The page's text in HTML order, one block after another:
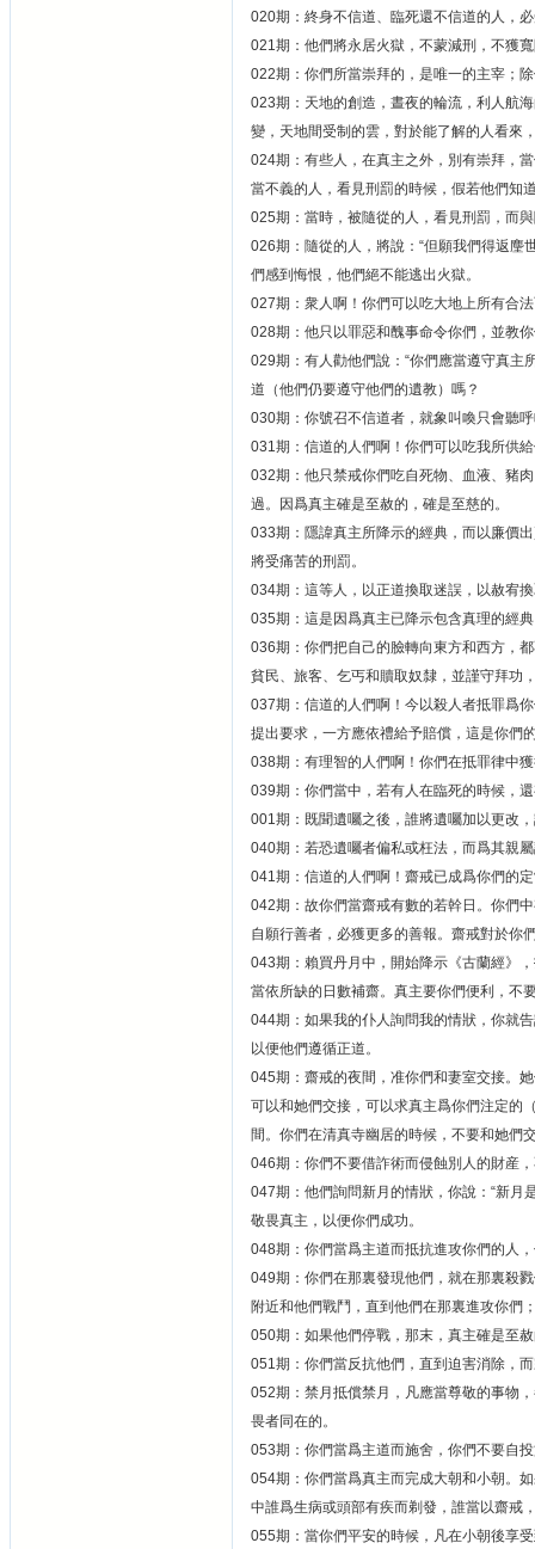
020期：終身不信道、臨死還不信道的人，
021期：他們將永居火獄，不蒙減刑，不獲
022期：你們所當崇拜的，是唯一的主宰；
023期：天地的創造，晝夜的輪流，利人航
變，天地間受制的雲，對於能了解的人看來
024期：有些人，在真主之外，別有崇拜，
當不義的人，看見刑罰的時候，假若他們
025期：當時，被隨從的人，看見刑罰，而
026期：隨從的人，將說：“但願我們得返麈
們感到悔恨，他們絕不能逃出火獄。
027期：衆人啊！你們可以吃大地上所有合
028期：他只以罪惡和醜事命令你們，並教
029期：有人勸他們說：“你們應當遵守真主
道（他們仍要遵守他們的遺教）嗎？
030期：你號召不信道者，就象叫喚只會聽
031期：信道的人們啊！你們可以吃我所供
032期：他只禁戒你們吃自死物、血液、豬
過。因爲真主確是至赦的，確是至慈的。
033期：隱諱真主所降示的經典，而以廉價
將受痛苦的刑罰。
034期：這等人，以正道換取迷誤，以赦宥
035期：這是因爲真主已降示包含真理的經
036期：你們把自己的臉轉向東方和西方，
貧民、旅客、乞丐和贖取奴隸，並謹守拜功
037期：信道的人們啊！今以殺人者抵罪爲
提出要求，一方應依禮給予賠償，這是你們
038期：有理智的人們啊！你們在抵罪律中
039期：你們當中，若有人在臨死的時候，
001期：既聞遺囑之後，誰將遺囑加以更改
040期：若恐遺囑者偏私或枉法，而爲其親
041期：信道的人們啊！齋戒已成爲你們的
042期：故你們當齋戒有數的若幹日。你們
自願行善者，必獲更多的善報。齋戒對於你
043期：賴買丹月中，開始降示《古蘭經》
當依所缺的日數補齋。真主要你們便利，不
044期：如果我的仆人詢問我的情狀，你就
以便他們遵循正道。
045期：齋戒的夜間，准你們和妻室交接。
可以和她們交接，可以求真主爲你們注定的
間。你們在清真寺幽居的時候，不要和她們
046期：你們不要借詐術而侵蝕別人的財産
047期：他們詢問新月的情狀，你說：“新月
敬畏真主，以便你們成功。
048期：你們當爲主道而抵抗進攻你們的人
049期：你們在那裏發現他們，就在那裏殺
附近和他們戰鬥，直到他們在那裏進攻你們
050期：如果他們停戰，那末，真主確是至
051期：你們當反抗他們，直到迫害消除，
052期：禁月抵償禁月，凡應當尊敬的事物
畏者同在的。
053期：你們當爲主道而施舍，你們不要自
054期：你們當爲真主而完成大朝和小朝。
中誰爲生病或頭部有疾而剃發，誰當以齋戒
055期：當你們平安的時候，凡在小朝後享